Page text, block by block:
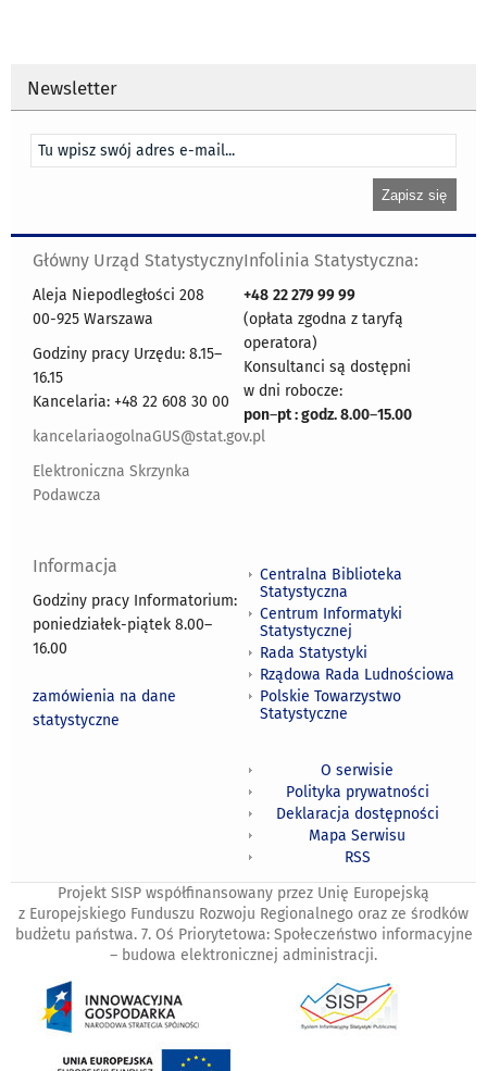
Newsletter
Główny Urząd Statystyczny
Aleja Niepodległości 208
00-925 Warszawa
Godziny pracy Urzędu: 8.15–
16.15
Kancelaria: +48 22 608 30 00
kancelariaogolnaGUS@stat.gov.pl
Elektroniczna Skrzynka
Podawcza
Infolinia Statystyczna:
+48 22 279 99 99
(opłata zgodna z taryfą
operatora)
Konsultanci są dostępni
w dni robocze:
pon–pt : godz. 8.00–15.00
Informacja
Godziny pracy Informatorium:
poniedziałek-piątek 8.00–
16.00
zamówienia na dane
statystyczne
Centralna Biblioteka
Statystyczna
Centrum Informatyki
Statystycznej
Rada Statystyki
Rządowa Rada Ludnościowa
Polskie Towarzystwo
Statystyczne
O serwisie
Polityka prywatności
Deklaracja dostępności
Mapa Serwisu
RSS
Projekt SISP współfinansowany przez Unię Europejską
z Europejskiego Funduszu Rozwoju Regionalnego oraz ze środków
budżetu państwa. 7. Oś Priorytetowa: Społeczeństwo informacyjne
– budowa elektronicznej administracji.